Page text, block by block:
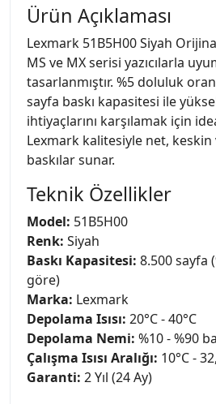
Ürün Açıklaması
Lexmark 51B5H00 Siyah
MS ve MX serisi yazıcılarla
tasarlanmıştır. %5 doluluk
sayfa baskı kapasitesi ile
ihtiyaçlarını karşılamak için
Lexmark kalitesiyle net, keskin
baskılar sunar.
Teknik Özellikler
Model: 51B5H00
Renk: Siyah
Baskı Kapasitesi: 8.500 sayfa
göre)
Marka: Lexmark
Depolama Isısı: 20°C - 40°C
Depolama Nemi: %10 - %90
Çalışma Isısı Aralığı: 10°C -
Garanti: 2 Yıl (24 Ay)